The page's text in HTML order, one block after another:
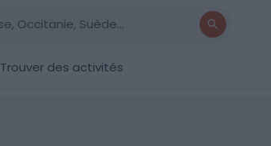
Trouver des activités